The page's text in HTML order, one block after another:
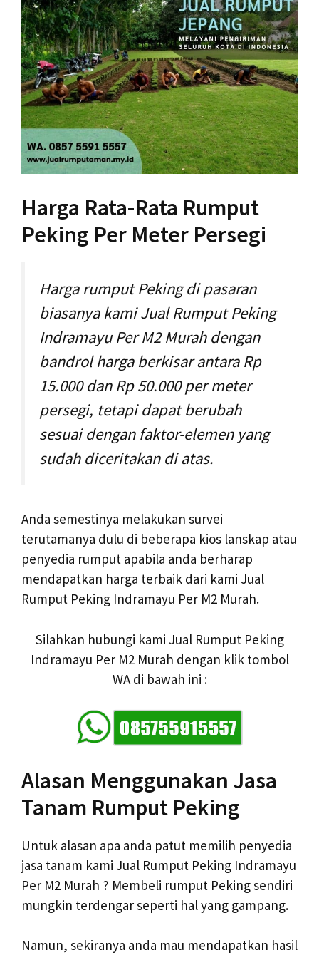
Harga Rata-Rata Rumput
Peking Per Meter Persegi
Harga rumput Peking di pasaran
biasanya kami Jual Rumput Peking
Indramayu Per M2 Murah dengan
bandrol harga berkisar antara Rp
15.000 dan Rp 50.000 per meter
persegi, tetapi dapat berubah
sesuai dengan faktor-elemen yang
sudah diceritakan di atas.
Anda semestinya melakukan survei
terutamanya dulu di beberapa kios lanskap atau
penyedia rumput apabila anda berharap
mendapatkan harga terbaik dari kami Jual
Rumput Peking Indramayu Per M2 Murah.
Silahkan hubungi kami Jual Rumput Peking
Indramayu Per M2 Murah dengan klik tombol
WA di bawah ini :
Alasan Menggunakan Jasa
Tanam Rumput Peking
Untuk alasan apa anda patut memilih penyedia
jasa tanam kami Jual Rumput Peking Indramayu
Per M2 Murah ? Membeli rumput Peking sendiri
mungkin terdengar seperti hal yang gampang.
Namun, sekiranya anda mau mendapatkan hasil